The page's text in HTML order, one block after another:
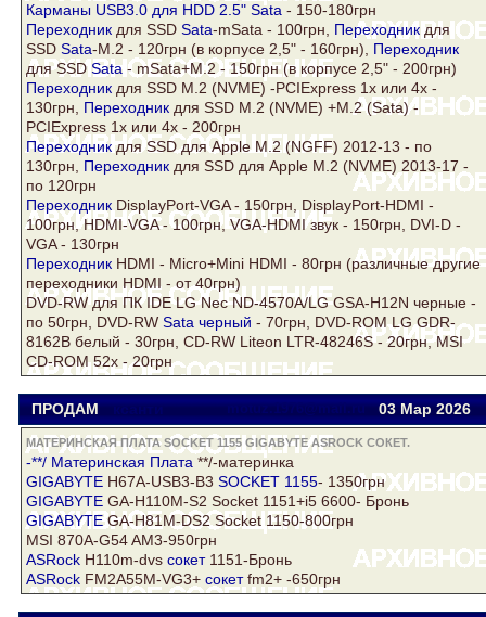
Карманы USB3.0 для HDD 2.5" Sata - 150-180грн
Переходник для SSD Sata-mSata - 100грн, Переходник для
SSD Sata-М.2 - 120грн (в корпусе 2,5" - 160грн), Переходник
для SSDSata - mSata+М.2 - 150грн (в корпусе 2,5" - 200грн)
Переходник для SSD M.2 (NVME) -PCIExpress 1х или 4x -
130грн, Переходник для SSD M.2 (NVME) +M.2 (Sata) -
PCIExpress 1х или 4x - 200грн
Переходникдля SSD для Apple M.2 (NGFF) 2012-13 - по
130грн, Переходник для SSD для Apple M.2 (NVME) 2013-17 -
по 120грн
Переходник DisplayPort-VGA - 150грн, DisplayPort-HDMI -
100грн, HDMI-VGA - 100грн, VGA-HDMI звук - 150грн, DVI-D -
VGA - 130грн
Переходник HDMI - Micro+Mini HDMI - 80грн (различные другие
переходники HDMI - от 40грн)
DVD-RW для ПК IDE LG Nec ND-4570A/LG GSA-H12N черные -
по 50грн, DVD-RW Sata черный - 70грн, DVD-ROM LG GDR-
8162B белый - 30грн, CD-RW Liteon LTR-48246S - 20грн, MSI
CD-ROM 52x - 20грн
ПРОДАМ ксанти motuz.1976@mail.ru 03 Мар2026
МАТЕРИНСКАЯ ПЛАТА SOCKET 1155 GIGABYTE ASROCK СОКЕТ.
-**/ Материнская Плата **/-материнка
GIGABYTE H67A-USB3-B3 SOCKET 1155- 1350грн
GIGABYTE GA-H110M-S2 Socket 1151+i5 6600- Бронь
GIGABYTEGA-H81M-DS2 Socket 1150-800грн
MSI 870A-G54 AM3-950грн
ASRock H110m-dvs сокет1151-Бронь
ASRock FM2A55M-VG3+ сокетfm2+ -650грн